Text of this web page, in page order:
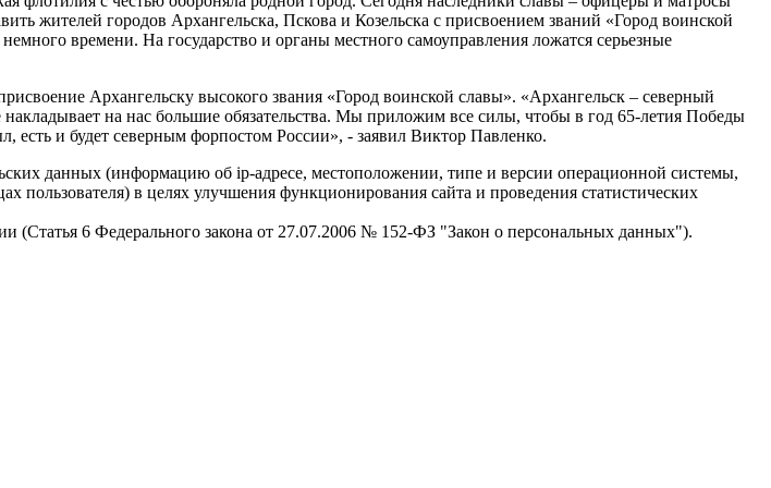
жителей городов Архангельска, Пскова и Козельска с присвоением званий «Город воинской
времени. На государство и органы местного самоуправления ложатся серьезные
Архангельску высокого звания «Город воинской славы». «Архангельск – северный
на нас большие обязательства. Мы приложим все силы, чтобы в год 65-летия Победы
и будет северным форпостом России», - заявил Виктор Павленко.
данных (информацию об ip-адресе, местоположении, типе и версии операционной системы,
пользователя) в целях улучшения функционирования сайта и проведения статистических
(Статья 6 Федерального закона от 27.07.2006 № 152-ФЗ "Закон о персональных данных").